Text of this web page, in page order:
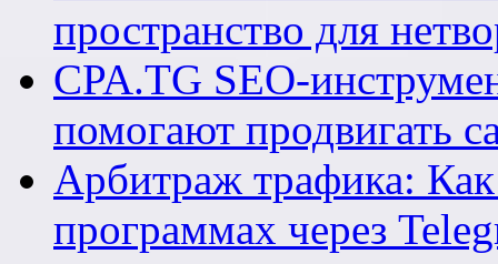
пространство для
CPA.TG SEO-
помогают продвигать
Арбитраж трафика: Как
программах через